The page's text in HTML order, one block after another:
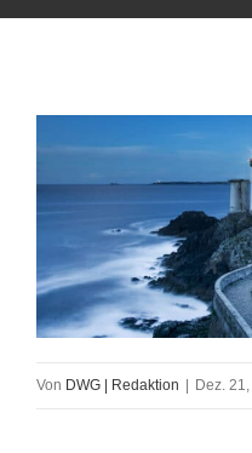
Von DWG | Redaktion Dez.